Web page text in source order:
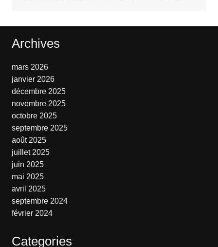
Archives
mars 2026
janvier 2026
décembre 2025
novembre 2025
octobre 2025
septembre 2025
août 2025
juillet 2025
juin 2025
mai 2025
avril 2025
septembre 2024
février 2024
Categories